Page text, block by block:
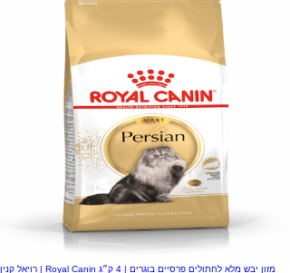
רויאל קנין | Royal Canin מזון יבש מלא לחתולים פרסיים בוגרים | 4 ק״ג